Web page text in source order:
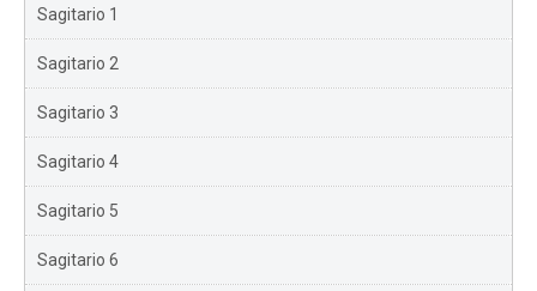
Sagitario 1
Sagitario 2
Sagitario 3
Sagitario 4
Sagitario 5
Sagitario 6